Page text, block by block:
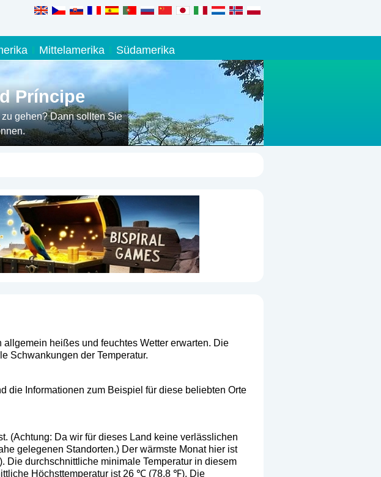
Mittelamerika Südamerika
Príncipe
gehen? Dann sollten Sie
heißes und feuchtes Wetter erwarten. Die
Schwankungen der Temperatur.
die Informationen zum Beispiel für diese beliebten Orte
(Achtung: Da wir für dieses Land keine verlässlichen
gelegenen Standorten.) Der wärmste Monat hier ist
durchschnittliche minimale Temperatur in diesem
Höchsttemperatur ist 26 ℃ (78.8 ℉). Die